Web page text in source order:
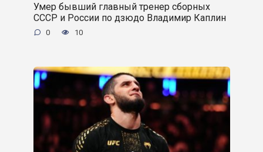
Умер бывший главный тренер сборных
СССР и России по дзюдо Владимир Каплин
0 10